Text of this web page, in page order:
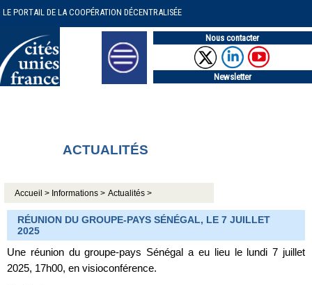
LE PORTAIL DE LA COOPÉRATION DÉCENTRALISÉE
Nous contacter
Newsletter
ACTUALITÉS
Accueil > Informations > Actualités >
RÉUNION DU GROUPE-PAYS SÉNÉGAL, LE 7 JUILLET
2025
Une réunion du groupe-pays Sénégal a eu lieu le lundi 7 juillet
2025, 17h00, en visioconférence.